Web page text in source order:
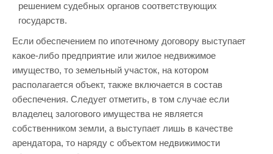
решением судебных органов соответствующих
государств.
Если обеспечением по ипотечному договору выступает
какое-либо предприятие или жилое недвижимое
имущество, то земельный участок, на котором
располагается объект, также включается в состав
обеспечения. Следует отметить, в том случае если
владелец залогового имущества не является
собственником земли, а выступает лишь в качестве
арендатора, то наряду с объектом недвижимости